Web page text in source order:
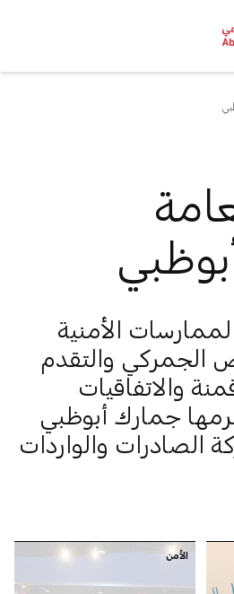
الأمنية
الجمركي والتقدم
والاتفاقيات
جمارك أبوظبي
الصادرات والواردات
الأمن